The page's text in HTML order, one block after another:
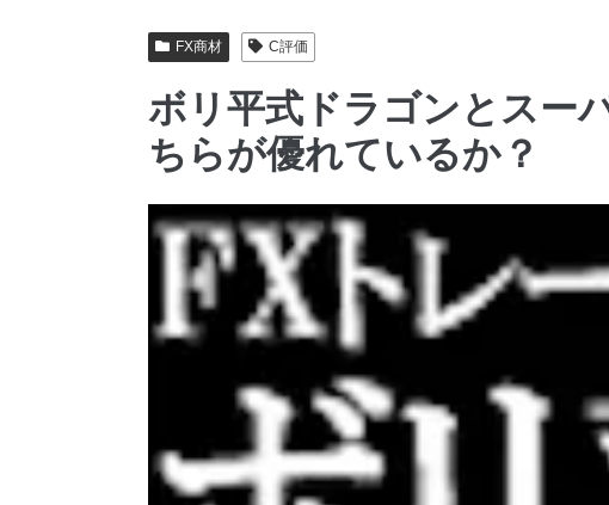
FX商材 C評価
ボリ平式ドラゴンとスー
ちらが優れているか？